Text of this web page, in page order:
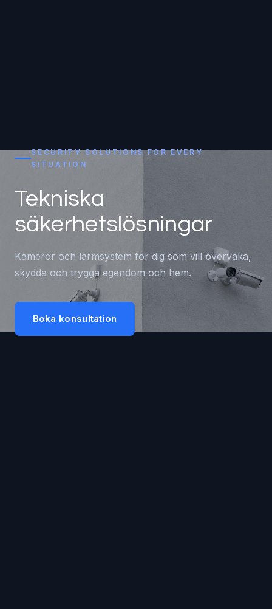
SECURITY SOLUTIONS FOR EVERY
SITUATION
Tekniska
säkerhetslösningar
Kameror och larmsystem för dig som vill övervaka,
skydda och trygga egendom och hem.
Boka konsultation